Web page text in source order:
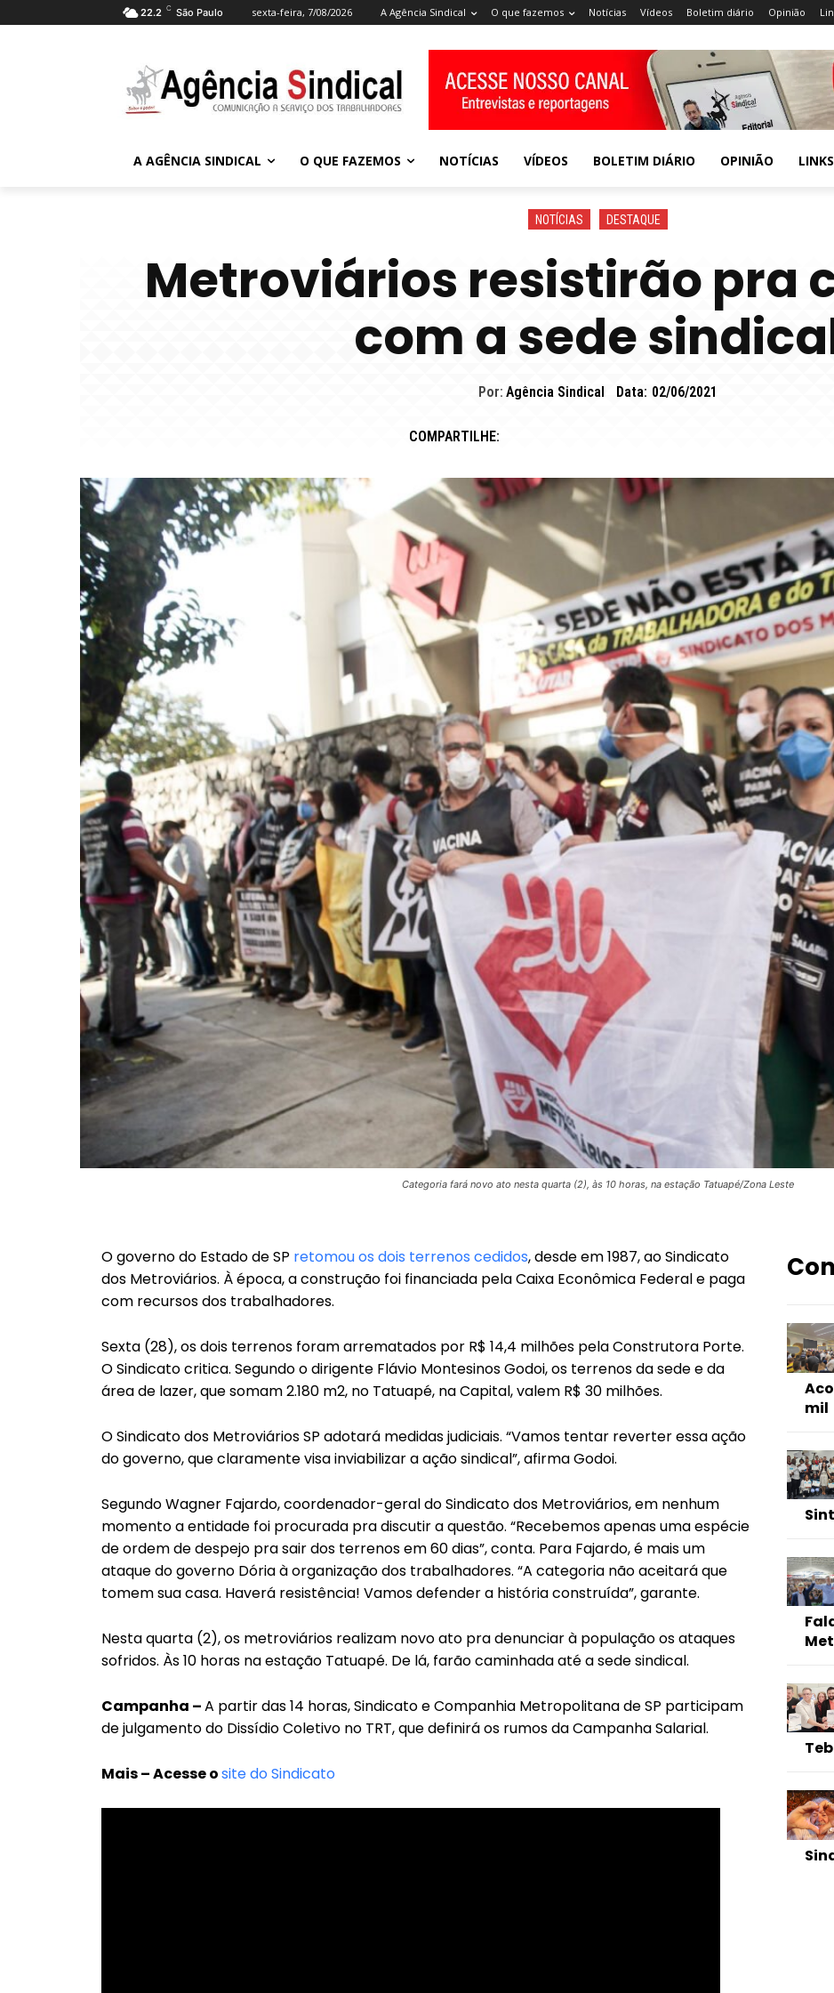
22.2 C São Paulo sexta-feira, 7/08/2026 A Agência Sindical O que fazemos Notícias Vídeos Boletim diário Opinião
A AGÊNCIA SINDICAL O QUE FAZEMOS NOTÍCIAS VÍDEOS BOLETIM DIÁRIO OPINIÃO LINKS
NOTÍCIAS DESTAQUE
Metroviários resistirão pra
com a sede
Por: Agência Sindical Data: 02/06/2021
COMPARTILHE:
Categoria fará novo ato nesta quarta (2), às 10 horas, na estação Tatuapé/Zona Leste
O governo do Estado de SP retomou os dois terrenos cedidos, desde em 1987, ao Sindicato
dos Metroviários. À época, a construção foi financiada pela Caixa Econômica Federal e paga
com recursos dos trabalhadores.
Sexta (28), os dois terrenos foram arrematados por R$ 14,4 milhões pela Construtora Porte.
O Sindicato critica. Segundo o dirigente Flávio Montesinos Godoi, os terrenos da sede e da
área de lazer, que somam 2.180 m2, no Tatuapé, na Capital, valem R$ 30 milhões.
O Sindicato dos Metroviários SP adotará medidas judiciais. “Vamos tentar reverter essa ação
do governo, que claramente visa inviabilizar a ação sindical”, afirma Godoi.
Segundo Wagner Fajardo, coordenador-geral do Sindicato dos Metroviários, em nenhum
momento a entidade foi procurada pra discutir a questão. “Recebemos apenas uma espécie
de ordem de despejo pra sair dos terrenos em 60 dias”, conta. Para Fajardo, é mais um
ataque do governo Dória à organização dos trabalhadores. “A categoria não aceitará que
tomem sua casa. Haverá resistência! Vamos defender a história construída”, garante.
Nesta quarta (2), os metroviários realizam novo ato pra denunciar à população os ataques
sofridos. Às 10 horas na estação Tatuapé. De lá, farão caminhada até a sede sindical.
Campanha –A partir das 14 horas, Sindicato e Companhia Metropolitana de SP participam
de julgamento do Dissídio Coletivo no TRT, que definirá os rumos da Campanha Salarial.
Mais – Acesse osite do Sindicato
mil